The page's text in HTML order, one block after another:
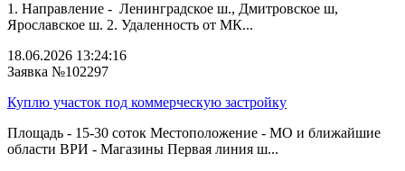
1. Направление - Ленинградское ш., Дмитровское ш,
Ярославское ш. 2. Удаленность от МК...
18.06.2026 13:24:16
Заявка №102297
Куплю участок под коммерческую застройку
Площадь - 15-30 соток Местоположение - МО и ближайшие
области ВРИ - Магазины Первая линия ш...